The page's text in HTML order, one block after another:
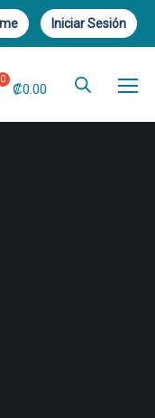
Iniciar Sesión
₡0.00